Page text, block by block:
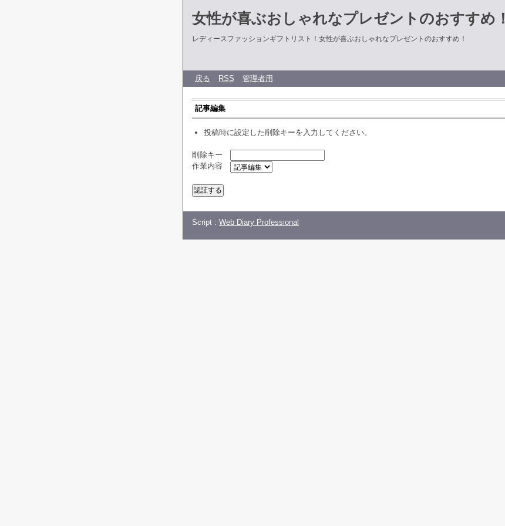
女性が喜ぶおしゃれなプレゼントのおすすめ！
レディースファッションギフトリスト！女性が喜ぶおしゃれなプレゼントのおすすめ！
戻る RSS 管理者用
記事編集
投稿時に設定した削除キーを入力してください。
削除キー
作業内容
Script : Web Diary Professional